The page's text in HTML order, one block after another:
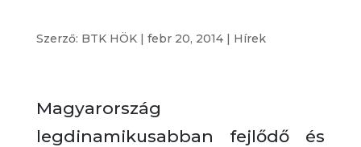
Szerző: BTK HÖK| febr 20, 2014| Hírek
Magyarország
legdinamikusabban fejlődő és